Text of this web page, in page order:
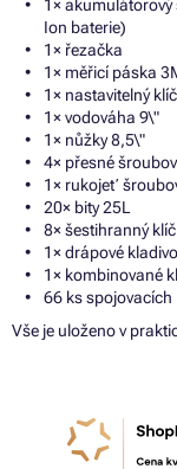
1×
Ion baterie)
1× řezačka
1× měřicí páska
1× nastavitelný
1× vodováha 9\"
1× nůžky 8,5\"
4× přesné
1× rukojeť
20× bity 25L
8× šestihranný klíč
1× drápové
1× kombinované
66 ks spojovacích
Vše je uloženo v